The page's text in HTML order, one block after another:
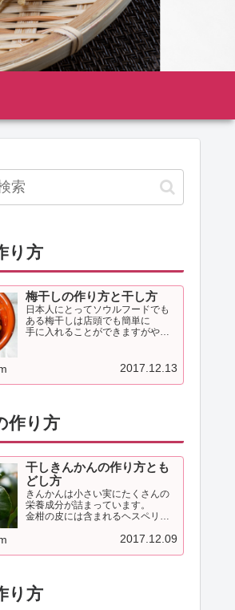
り方
梅干しの作り方と干し方
日本人にとってソウルフードでも
ある梅干しは店頭でも簡単に
手に入れることができますがやは
初夏に梅を手に入れることができ
みましょう。
2017.12.13
作り方
干しきんかんの作り方とも
どし方
きんかんは小さい実にたくさんの
栄養成分が詰まっています。
金柑の皮には含まれるヘスペリジ
す作用があり老化予防や生活習慣
2017.12.09
り方